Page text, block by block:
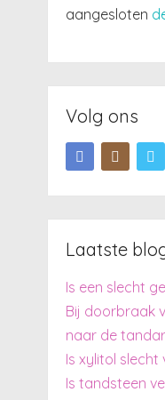
aangesloten
Volg ons
Laatste
Is een slecht
Bij doorbraak
naar de
Is xylitol slecht
Is tandsteen